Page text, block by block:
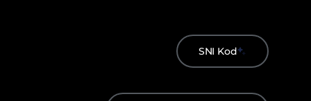
SNI Kod